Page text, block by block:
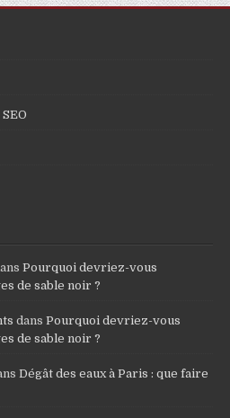
Pourquoi devriez-vous
de sable noir ?
dansPourquoi devriez-vous
de sable noir ?
Dégât des eaux à Paris : que faire